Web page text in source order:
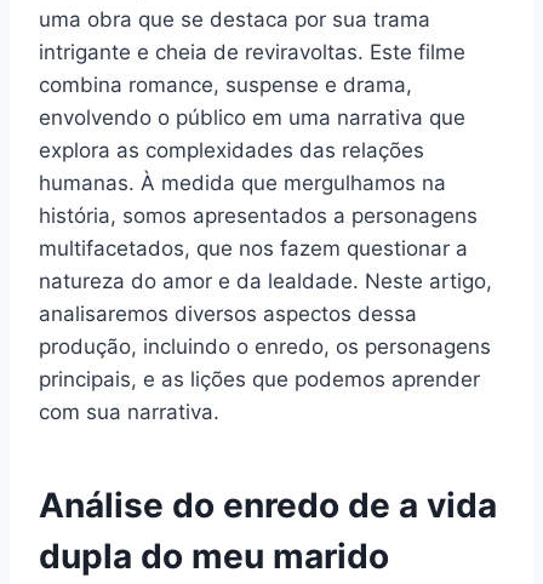
uma obra que se destaca por sua trama
intrigante e cheia de reviravoltas. Este filme
combina romance, suspense e drama,
envolvendo o público em uma narrativa que
explora as complexidades das relações
humanas. À medida que mergulhamos na
história, somos apresentados a personagens
multifacetados, que nos fazem questionar a
natureza do amor e da lealdade. Neste artigo,
analisaremos diversos aspectos dessa
produção, incluindo o enredo, os personagens
principais, e as lições que podemos aprender
com sua narrativa.
Análise do enredo de a vida
dupla do meu marido